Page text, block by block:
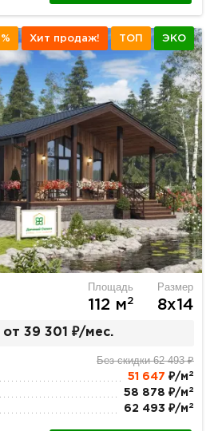
% Хит продаж! ТОП ЭКО
Площадь
112 м2
Размер
8х14
от 39 301 ₽/мес.
Без скидки 62 493 ₽
51 647 ₽/м 2
58 878 ₽/м 2
62 493 ₽/м 2